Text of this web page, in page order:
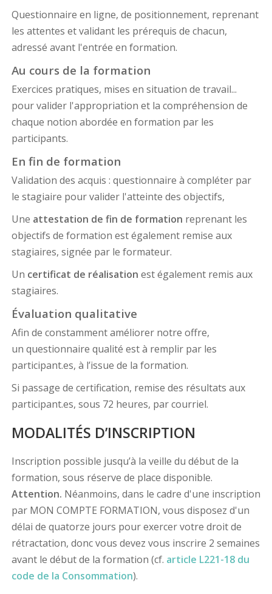
Questionnaire en ligne, de positionnement, reprenant
les attentes et validant les prérequis de chacun,
adressé avant l'entrée en formation.
Au cours de la formation
Exercices pratiques, mises en situation de travail...
pour valider l'appropriation et la compréhension de
chaque notion abordée en formation par les
participants.
En fin de formation
Validation des acquis : questionnaire à compléter par
le stagiaire pour valider l'atteinte des objectifs,
Une attestation de fin de formation reprenant les
objectifs de formation est également remise aux
stagiaires, signée par le formateur.
Un certificat de réalisation est également remis aux
stagiaires.
Évaluation qualitative
Afin de constamment améliorer notre offre,
un questionnaire qualité est à remplir par les
participant.es, à l’issue de la formation.
Si passage de certification, remise des résultats aux
participant.es, sous 72 heures, par courriel.
MODALITÉS D’INSCRIPTION
Inscription possible jusqu’à la veille du début de la
formation, sous réserve de place disponible.
Attention. Néanmoins, dans le cadre d'une inscription
par MON COMPTE FORMATION, vous disposez d'un
délai de quatorze jours pour exercer votre droit de
rétractation, donc vous devez vous inscrire 2 semaines
avant le début de la formation (cf. article L221-18 du
code de la Consommation).